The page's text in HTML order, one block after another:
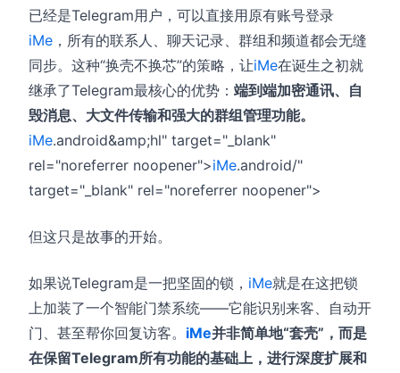
已经是Telegram用户，可以直接用原有账号登录
iMe ，所有的联系人、聊天记录、群组和频道都会无缝
同步。这种“换壳不换芯”的策略，让iMe在诞生之初就
继承了Telegram最核心的优势： 端到端加密通讯、自
毁消息、大文件传输和强大的群组管理功能。
iMe.android&amp;hl" target="_blank"
rel="noreferrer noopener">iMe.android/"
target="_blank" rel="noreferrer noopener">
但这只是故事的开始。
如果说Telegram是一把坚固的锁， iMe就是在这把锁
上加装了一个智能门禁系统——它能识别来客、自动开
门、甚至帮你回复访客。 iMe并非简单地“套壳”，而是
在保留Telegram所有功能的基础上，进行深度扩展和